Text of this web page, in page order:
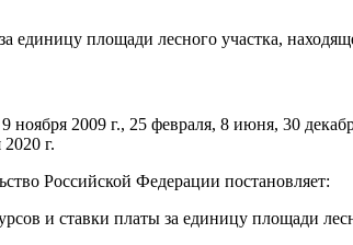
единицу площади лесного участка,
2009 г., 25 февраля, 8 июня, 30
г.
Российской Федерации постановляет:
и ставки платы за единицу площади